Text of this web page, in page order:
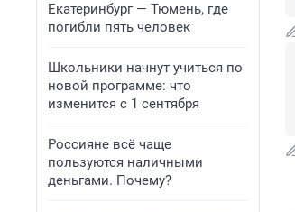
Екатеринбург — Тюмень, где
погибли пять человек
Школьники начнут учиться по
новой программе: что
изменится с 1 сентября
Россияне всё чаще
пользуются наличными
деньгами. Почему?